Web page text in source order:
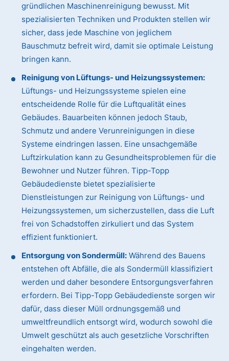
gründlichen Maschinenreinigung bewusst. Mit
spezialisierten Techniken und Produkten stellen wir
sicher, dass jede Maschine von jeglichem
Bauschmutz befreit wird, damit sie optimale Leistung
bringen kann.
Reinigung von Lüftungs- und Heizungssystemen:
Lüftungs- und Heizungssysteme spielen eine
entscheidende Rolle für die Luftqualität eines
Gebäudes. Bauarbeiten können jedoch Staub,
Schmutz und andere Verunreinigungen in diese
Systeme eindringen lassen. Eine unsachgemäße
Luftzirkulation kann zu Gesundheitsproblemen für die
Bewohner und Nutzer führen. Tipp-Topp
Gebäudedienste bietet spezialisierte
Dienstleistungen zur Reinigung von Lüftungs- und
Heizungssystemen, um sicherzustellen, dass die Luft
frei von Schadstoffen zirkuliert und das System
effizient funktioniert.
Entsorgung von Sondermüll: Während des Bauens
entstehen oft Abfälle, die als Sondermüll klassifiziert
werden und daher besondere Entsorgungsverfahren
erfordern. Bei Tipp-Topp Gebäudedienste sorgen wir
dafür, dass dieser Müll ordnungsgemäß und
umweltfreundlich entsorgt wird, wodurch sowohl die
Umwelt geschützt als auch gesetzliche Vorschriften
eingehalten werden.